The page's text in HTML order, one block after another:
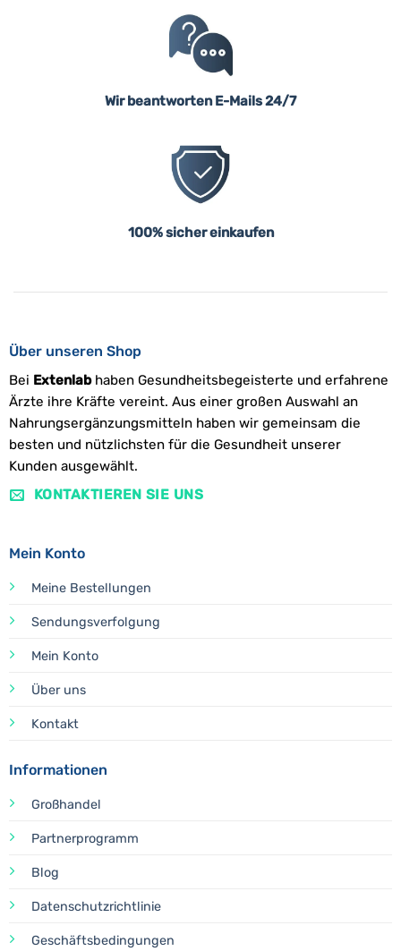
Wir beantworten E-Mails 24/7
100% sicher einkaufen
Über unseren Shop
Bei Extenlabhaben Gesundheitsbegeisterte und erfahrene
Ärzte ihre Kräfte vereint. Aus einer großen Auswahl an
Nahrungsergänzungsmitteln haben wir gemeinsam die
besten und nützlichsten für die Gesundheit unserer
Kunden ausgewählt.
KONTAKTIEREN SIE UNS
Mein Konto
Meine Bestellungen
Sendungsverfolgung
Mein Konto
Über uns
Kontakt
Informationen
Großhandel
Partnerprogramm
Blog
Datenschutzrichtlinie
Geschäftsbedingungen